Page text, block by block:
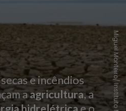
e incêndios
aagricultura, a
Miguel Monteiro/ Instituto Mamirauá